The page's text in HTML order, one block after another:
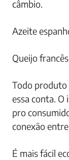
câmbio.
Azeite
Queijo
Todo produto
essa conta. O
pro
conexão
É mais fácil